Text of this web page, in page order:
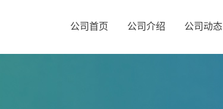
公司首页 公司介绍 公司动态